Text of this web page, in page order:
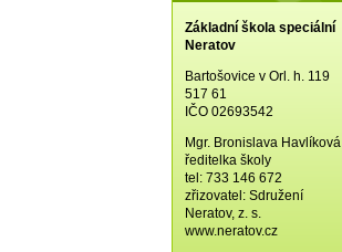
Základní škola speciální
Neratov
Bartošovice v Orl. h. 119
517 61
IČO 02693542
Mgr. Bronislava Havlíková
ředitelka školy
tel: 733 146 672
zřizovatel: Sdružení
Neratov, z. s.
www.neratov.cz